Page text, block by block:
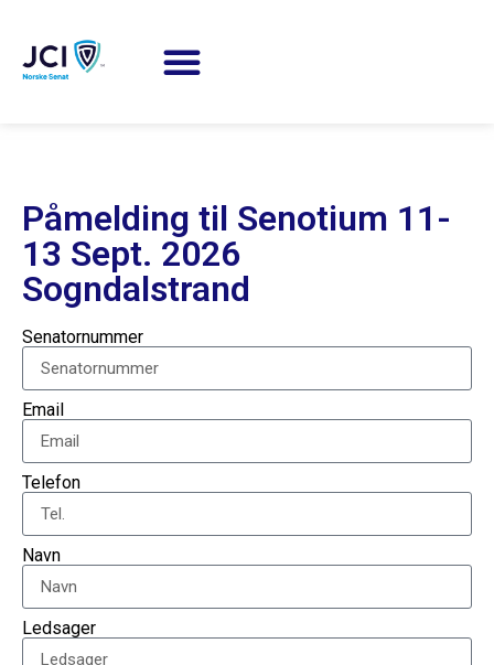
Påmelding til Senotium 11-
13 Sept. 2026
Sogndalstrand
Senatornummer
Email
Telefon
Navn
Ledsager